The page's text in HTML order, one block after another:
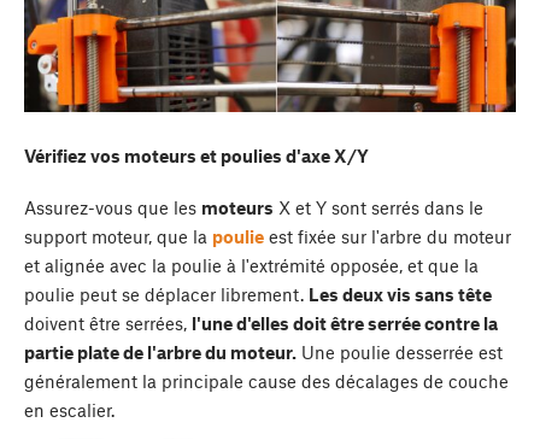
Vérifiez vos moteurs et poulies d'axe X/Y
Assurez-vous que les moteurs X et Y sont serrés dans le
support moteur, que la poulie est fixée sur l'arbre du moteur
et alignée avec la poulie à l'extrémité opposée, et que la
poulie peut se déplacer librement. Les deux vis sans tête
doivent être serrées, l'une d'elles doit être serrée contre la
partie plate de l'arbre du moteur. Une poulie desserrée est
généralement la principale cause des décalages de couche
en escalier.